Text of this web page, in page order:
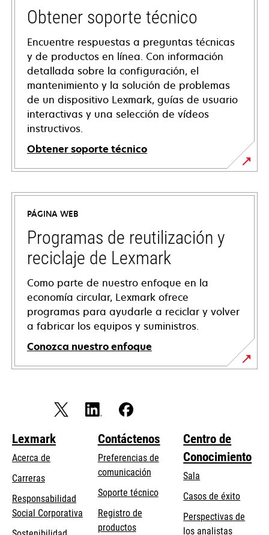
Obtener soporte técnico
Encuentre respuestas a preguntas técnicas
y de productos en línea. Con información
detallada sobre la configuración, el
mantenimiento y la solución de problemas
de un dispositivo Lexmark, guías de usuario
interactivas y una selección de vídeos
instructivos.
Obtener soporte técnico
opens
in
new
tab
PÁGINA WEB
Programas de reutilización y
reciclaje de Lexmark
Como parte de nuestro enfoque en la
economía circular, Lexmark ofrece
programas para ayudarle a reciclar y volver
a fabricar los equipos y suministros.
Conozca nuestro enfoque
Lexmark
Acerca de
Carreras
Responsabilidad
Social Corporativa opens
Contáctenos
Preferencias de
comunicación
Soporte técnicoopens
Registro de
productos
Centro de
Conocimiento
Sala
Casos de éxito
Perspectivas de
los analistas